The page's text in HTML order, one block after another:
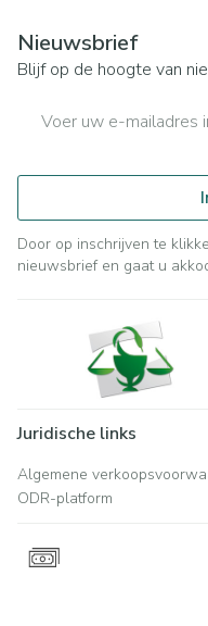
Nieuwsbrief
Blijf op de hoogte van
Door op inschrijven te
nieuwsbrief en gaat u
Juridische links
Algemene
ODR-platform